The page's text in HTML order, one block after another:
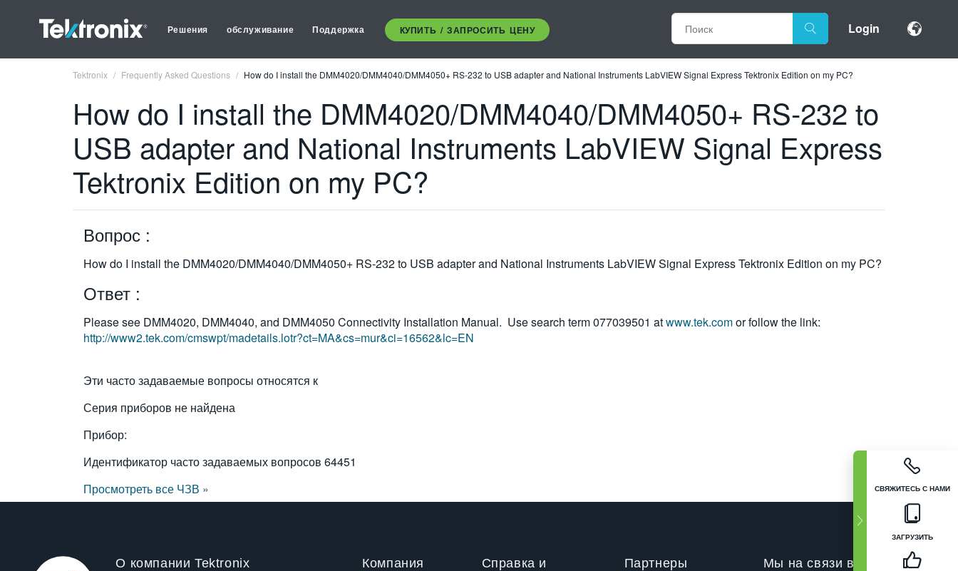
Решения обслуживание Поддержка КУПИТЬ / ЗАПРОСИТЬ ЦЕНУ Login
СВЯЖИТЕСЬ С НАМИ
ЗАГРУЗИТЬ
Tektronix Frequently Asked Questions How do I install the DMM4020/DMM4040/DMM4050+ RS-232 to USB adapter and National Instruments LabVIEW Signal Express Tektronix Edition on my PC?
How do I install the DMM4020/DMM4040/DMM4050+ RS-232 to
USB adapter and National Instruments LabVIEW Signal Express
Tektronix Edition on my PC?
Вопрос :
How do I install the DMM4020/DMM4040/DMM4050+ RS-232 to USB adapter and National Instruments LabVIEW Signal Express Tektronix Edition on my PC?
Ответ :
Please see DMM4020, DMM4040, and DMM4050 Connectivity Installation Manual. Use search term 077039501 atwww.tek.comor follow the link:
http://www2.tek.com/cmswpt/madetails.lotr?ct=MA&cs=mur&ci=16562&lc=EN
Эти часто задаваемые вопросы относятся к
Серия приборов не найдена
Прибор:
Идентификатор часто задаваемых вопросов 64451
Просмотреть все ЧЗВ »
О компании Tektronix Компания
Справка и
Партнеры Мы на связи в